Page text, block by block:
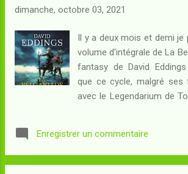
courant du flux du Nil :
il s'agit de dénicher les
dieu Osiris afin de
culte immémorial que les
Mais pour Alix et Enak,
prologue d'une autre bien
trouve une porte vers la
dimanche, octobre 03, 2021
Il y a deux mois et demi je
volume d'intégrale de La
fantasy de David
que ce cycle, malgré ses
avec le Legendarium de
personnelle de ce
rémanente qu'il devait
Enregistrer un commentaire